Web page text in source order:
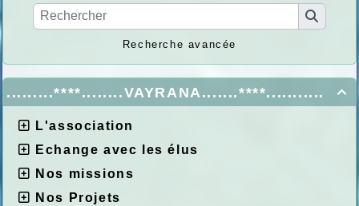
Recherche avancée

.........****........VAYRANA.......****...........
L'association
Echange avec les élus
Nos missions
Nos Projets